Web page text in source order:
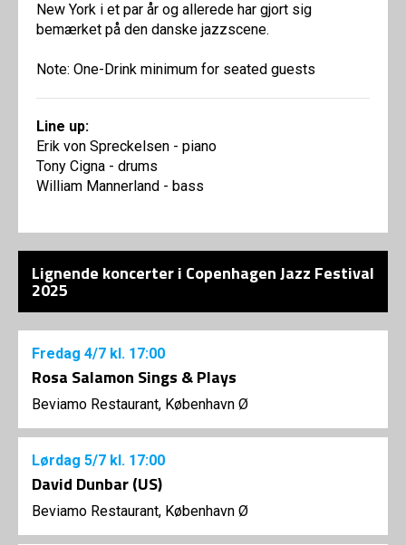
New York i et par år og allerede har gjort sig
bemærket på den danske jazzscene.
Note: One-Drink minimum for seated guests
Line up:
Erik von Spreckelsen - piano
Tony Cigna - drums
William Mannerland - bass
Lignende koncerter i Copenhagen Jazz Festival
2025
Fredag 4/7 kl. 17:00
Rosa Salamon Sings & Plays
Beviamo Restaurant, København Ø
Lørdag 5/7 kl. 17:00
David Dunbar (US)
Beviamo Restaurant, København Ø